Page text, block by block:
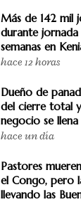
Más de 142 mil
durante jornada
semanas en
hace 12 horas
Dueño de
del cierre total
negocio se llena
hace un día
Pastores
el Congo, pero
llevando las